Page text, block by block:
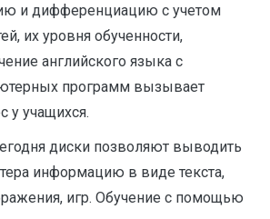
и дифференциацию с учетом
их уровня обученности,
английского языка с
программ вызывает
у учащихся.
диски позволяют выводить
информацию в виде текста,
игр. Обучение с помощью